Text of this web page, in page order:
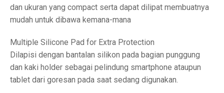
dan ukuran yang compact serta dapat dilipat membuatnya
mudah untuk dibawa kemana-mana
Multiple Silicone Pad for Extra Protection
Dilapisi dengan bantalan silikon pada bagian punggung
dan kaki holder sebagai pelindung smartphone ataupun
tablet dari goresan pada saat sedang digunakan.